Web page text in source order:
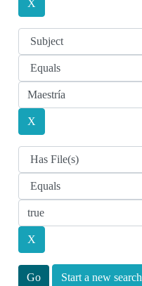
Start a new search